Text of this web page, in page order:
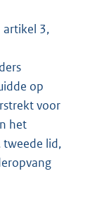
artikel 3,
op
voor
het
tweede lid,